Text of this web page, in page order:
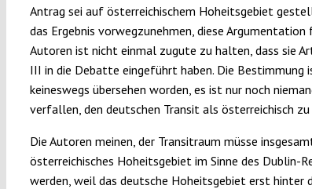
Antrag sei auf österreichischem Hoheitsgebiet
das Ergebnis vorwegzunehmen, diese Argumentation
Autoren ist nicht einmal zugute zu halten, dass sie
III in die Debatte eingeführt haben. Die Bestimmung
keineswegs übersehen worden, es ist nur noch
verfallen, den deutschen Transit als österreichisch zu
Die Autoren meinen, der Transitraum müsse
österreichisches Hoheitsgebiet im Sinne des Dublin-
werden, weil das deutsche Hoheitsgebiet erst hinter